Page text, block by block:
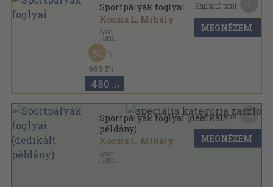
Sportpályák foglyai
Kocsis L. Mihály
Sport
1982
Vászon
960 Ft
50
480 ,-Ft
Kapható pont:
MEGNÉZEM
Sportpályák foglyai (dedikált
példány)
Kocsis L. Mihály
Sport
1982
Kapható pont: 18
MEGNÉZEM